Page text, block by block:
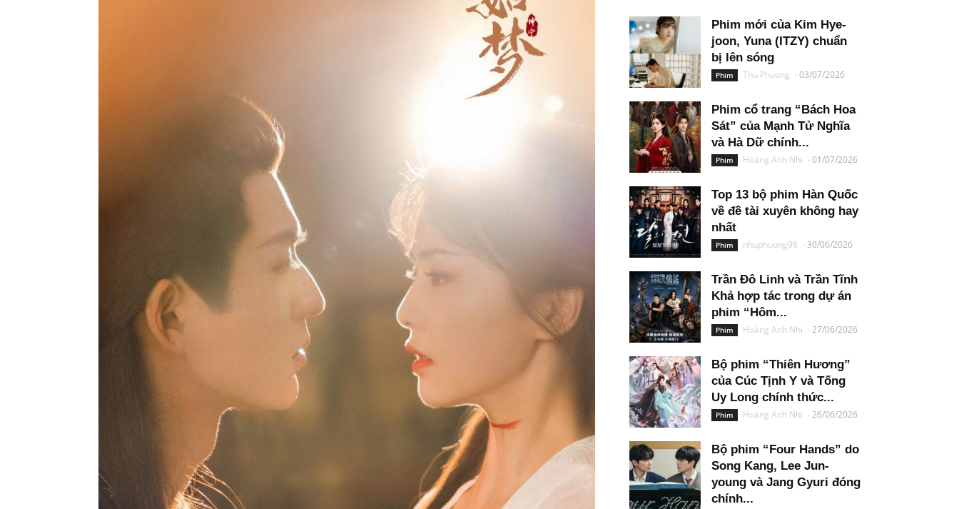
Phim mới của Kim Hye-
joon, Yuna (ITZY) chuẩn
bị lên sóng
Phim Thu Phuong -03/07/2026
Phim cổ trang “Bách Hoa
Sát” của Mạnh Tử Nghĩa
và Hà Dữ chính...
Phim Hoàng Anh Nhi -01/07/2026
Top 13 bộ phim Hàn Quốc
về đề tài xuyên không hay
nhất
Phim nhuphuong98 - 30/06/2026
Trần Đô Linh và Trần Tĩnh
Khả hợp tác trong dự án
phim “Hôm...
Phim Hoàng Anh Nhi -27/06/2026
Bộ phim “Thiên Hương”
của Cúc Tịnh Y và Tống
Uy Long chính thức...
Phim Hoàng Anh Nhi -26/06/2026
Bộ phim “Four Hands” do
Song Kang, Lee Jun-
young và Jang Gyuri đóng
chính...